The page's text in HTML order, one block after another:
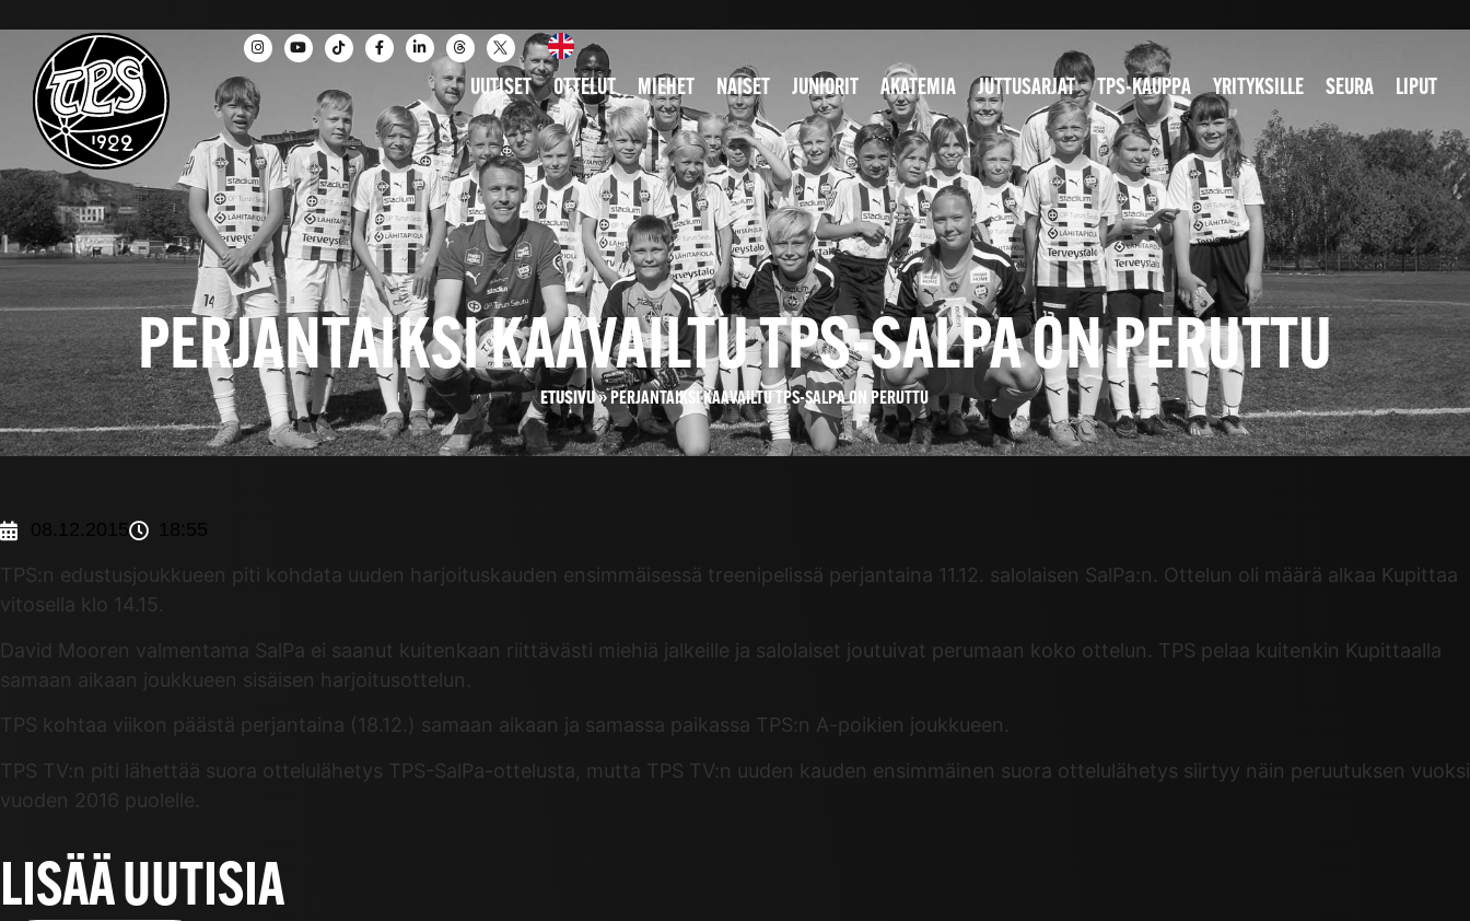
UUTISET OTTELUT MIEHET NAISET JUNIORIT AKATEMIA JUTTUSARJAT TPS-KAUPPA YRITYKSILLE SEURA LIPUT
PERJANTAIKSI KAAVAILTU TPS-SALPA ON PERUTTU
ETUSIVU»PERJANTAIKSI KAAVAILTU TPS-SALPA ON PERUTTU
08.12.2015 18:55
TPS:n edustusjoukkueen piti kohdata uuden harjoituskauden ensimmäisessä treenipelissä perjantaina 11.12. salolaisen SalPa:n. Ottelun oli määrä alkaa Kupittaa
vitosella klo 14.15.
David Mooren valmentama SalPa ei saanut kuitenkaan riittävästi miehiä jalkeille ja salolaiset joutuivat perumaan koko ottelun. TPS pelaa kuitenkin Kupittaalla
samaan aikaan joukkueen sisäisen harjoitusottelun.
TPS kohtaa viikon päästä perjantaina (18.12.) samaan aikaan ja samassa paikassa TPS:n A-poikien joukkueen.
TPS TV:n piti lähettää suora ottelulähetys TPS-SalPa-ottelusta, mutta TPS TV:n uuden kauden ensimmäinen suora ottelulähetys siirtyy näin peruutuksen vuoksi
vuoden 2016 puolelle.
LISÄÄ UUTISIA